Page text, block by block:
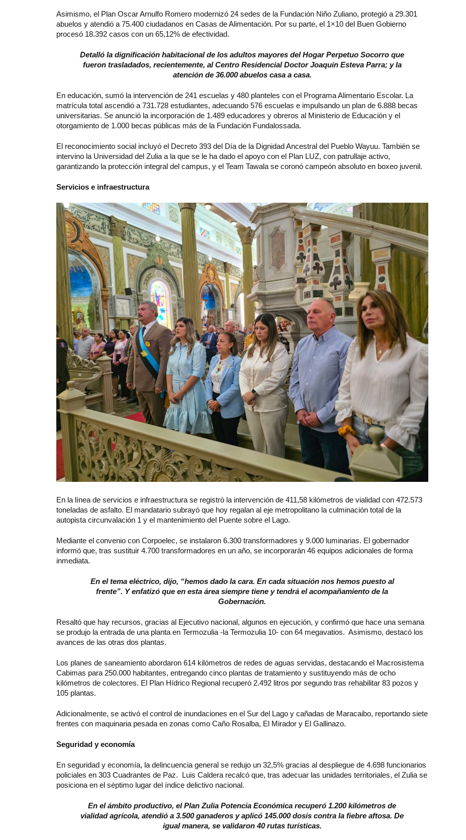
Asimismo, el Plan Oscar Arnulfo Romero modernizó 24 sedes de la Fundación Niño Zuliano, protegió a 29.301
abuelos y atendió a 75.400 ciudadanos en Casas de Alimentación. Por su parte, el 1×10 del Buen Gobierno
procesó 18.392 casos con un 65,12% de efectividad.
Detalló la dignificación habitacional de los adultos mayores del Hogar Perpetuo Socorro que
fueron trasladados, recientemente, al Centro Residencial Doctor Joaquín Esteva Parra; y la
atención de 36.000 abuelos casa a casa.
En educación, sumó la intervención de 241 escuelas y 480 planteles con el Programa Alimentario Escolar. La
matrícula total ascendió a 731.728 estudiantes, adecuando 576 escuelas e impulsando un plan de 6.888 becas
universitarias. Se anunció la incorporación de 1.489 educadores y obreros al Ministerio de Educación y el
otorgamiento de 1.000 becas públicas más de la Fundación Fundalossada.
El reconocimiento social incluyó el Decreto 393 del Día de la Dignidad Ancestral del Pueblo Wayuu. También se
intervino la Universidad del Zulia a la que se le ha dado el apoyo con el Plan LUZ, con patrullaje activo,
garantizando la protección integral del campus, y el Team Tawala se coronó campeón absoluto en boxeo juvenil.
Servicios e infraestructura
En la línea de servicios e infraestructura se registró la intervención de 411,58 kilómetros de vialidad con 472.573
toneladas de asfalto. El mandatario subrayó que hoy regalan al eje metropolitano la culminación total de la
autopista circunvalación 1 y el mantenimiento del Puente sobre el Lago.
Mediante el convenio con Corpoelec, se instalaron 6.300 transformadores y 9.000 luminarias. El gobernador
informó que, tras sustituir 4.700 transformadores en un año, se incorporarán 46 equipos adicionales de forma
inmediata.
En el tema eléctrico, dijo, “hemos dado la cara. En cada situación nos hemos puesto al
frente”. Y enfatizó que en esta área siempre tiene y tendrá el acompañamiento de la
Gobernación.
Resaltó que hay recursos, gracias al Ejecutivo nacional, algunos en ejecución, y confirmó que hace una semana
se produjo la entrada de una planta en Termozulia -la Termozulia 10- con 64 megavatios. Asimismo, destacó los
avances de las otras dos plantas.
Los planes de saneamiento abordaron 614 kilómetros de redes de aguas servidas, destacando el Macrosistema
Cabimas para 250.000 habitantes, entregando cinco plantas de tratamiento y sustituyendo más de ocho
kilómetros de colectores. El Plan Hídrico Regional recuperó 2.492 litros por segundo tras rehabilitar 83 pozos y
105 plantas.
Adicionalmente, se activó el control de inundaciones en el Sur del Lago y cañadas de Maracaibo, reportando siete
frentes con maquinaria pesada en zonas como Caño Rosalba, El Mirador y El Gallinazo.
Seguridad y economía
En seguridad y economía, la delincuencia general se redujo un 32,5% gracias al despliegue de 4.698 funcionarios
policiales en 303 Cuadrantes de Paz. Luis Caldera recalcó que, tras adecuar las unidades territoriales, el Zulia se
posiciona en el séptimo lugar del índice delictivo nacional.
En el ámbito productivo, el Plan Zulia Potencia Económica recuperó 1.200 kilómetros de
vialidad agrícola, atendió a 3.500 ganaderos y aplicó 145.000 dosis contra la fiebre aftosa. De
igual manera, se validaron 40 rutas turísticas.